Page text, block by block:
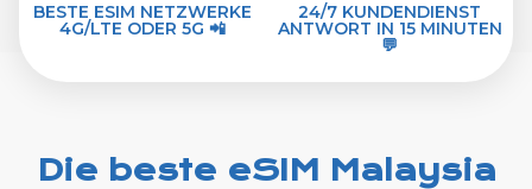
BESTE ESIM NETZWERKE
4G/LTE ODER 5G 📲
24/7 KUNDENDIENST
ANTWORT IN 15 MINUTEN
💬
Die beste eSIM Malaysia